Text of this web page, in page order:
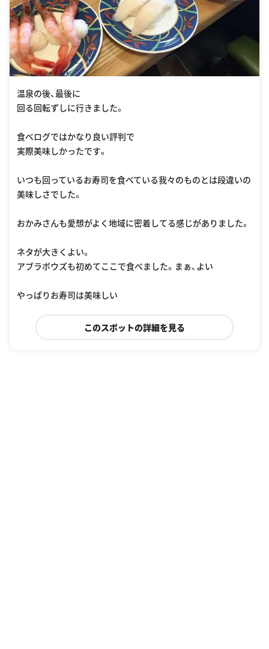
温泉の後、最後に
回る回転ずしに行きました。
食べログではかなり良い評判で
実際美味しかったです。
いつも回っているお寿司を食べている我々のものとは段違いの
美味しさでした。
おかみさんも愛想がよく地域に密着してる感じがありました。
ネタが大きくよい。
アブラボウズも初めてここで食べました。まぁ、よい
やっぱりお寿司は美味しい
このスポットの詳細を見る